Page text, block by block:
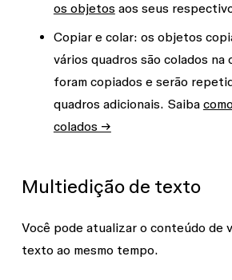
os objetosaos seus
Copiar e colar: os objetos
vários quadros são colados na
foram copiados e serão
quadros adicionais. Saiba
colados →
Multiedição de texto
Você pode atualizar o conteúdo de
texto ao mesmo tempo.